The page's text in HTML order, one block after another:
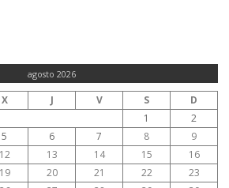
agosto 2026
X J V S
D
1
2
5 6 7 8
9
12 13 14 15
16
19 20 21 22
23